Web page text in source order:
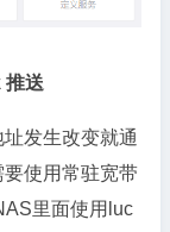
送
发生改变就通
使用常驻宽带
里面使用luc